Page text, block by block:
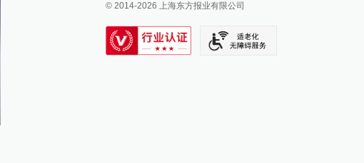
IP SHANGHAI
SIXTH TONE
© 2014-2026 上海东方报业有限公司